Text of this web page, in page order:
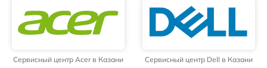
Сервисный центр Acer в Казани Сервисный центр Dell в Казани